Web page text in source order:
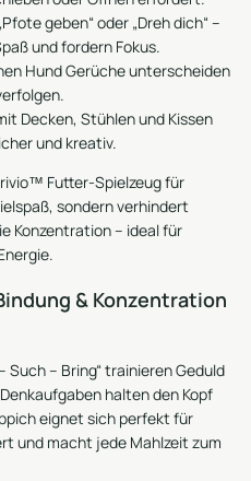
geben“ oder „Dreh dich“ –
und fordern Fokus.
Hund Gerüche unterscheiden
Decken, Stühlen und Kissen
und kreativ.
Futter-Spielzeug für
sondern verhindert
Konzentration – ideal für
& Konzentration
Such – Bring“ trainieren Geduld
halten den Kopf
eignet sich perfekt für
und macht jede Mahlzeit zum